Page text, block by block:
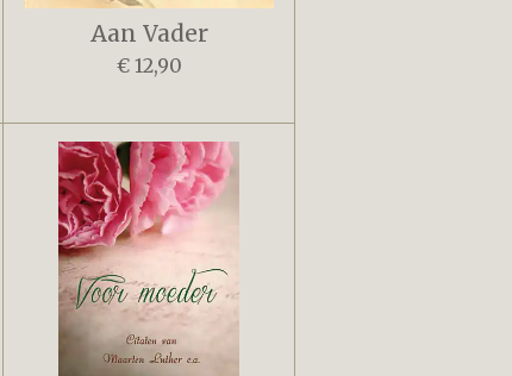
Aan Vader
€ 12,90